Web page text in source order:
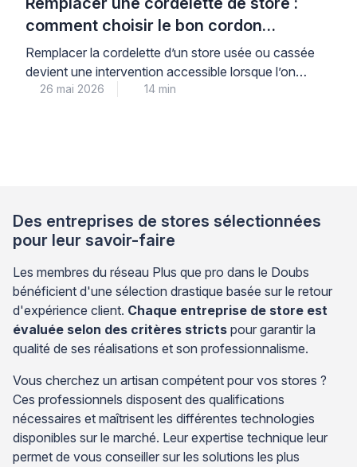
comment choisir le bon cordon
(diamètre, matière, résistance)
Remplacer la cordelette d’un store usée ou cassée
devient une intervention accessible lorsque l’on
maîtrise trois critères de sélection fondamentaux : le
26 mai 2026 14 min
Des entreprises de stores sélectionnées
pour leur savoir-faire
Les membres du réseau Plus que pro dans le Doubs
bénéficient d'une sélection drastique basée sur le retour
d'expérience client. Chaque entreprise de store est
évaluée selon des critères stricts pour garantir la
qualité de ses réalisations et son professionnalisme.
Vous cherchez un artisan compétent pour vos stores ?
Ces professionnels disposent des qualifications
nécessaires et maîtrisent les différentes technologies
disponibles sur le marché. Leur expertise technique leur
permet de vous conseiller sur les solutions les plus